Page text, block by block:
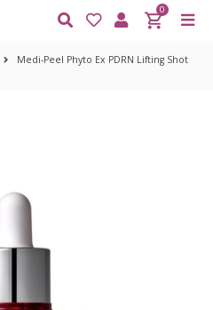
0
Medi-Peel Phyto Ex PDRN Lifting Shot